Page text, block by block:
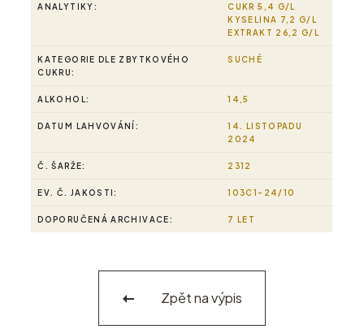
ANALYTIKY:
CUKR 5,4 G/L
KYSELINA 7,2 G/L
EXTRAKT 26,2 G/L
KATEGORIE DLE ZBYTKOVÉHO
CUKRU:
SUCHÉ
ALKOHOL: 14,5
DATUM LAHVOVÁNÍ:
14. LISTOPADU
2024
Č. ŠARŽE: 2312
EV. Č. JAKOSTI: 103C1-24/10
DOPORUČENÁ ARCHIVACE: 7 LET
Zpět na výpis